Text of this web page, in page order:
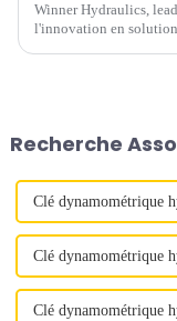
Winner Hydraulics,
l'innovation en
dans de multiples
Recherche
Clé dynamométrique
Clé dynamométrique
Clé dynamométrique